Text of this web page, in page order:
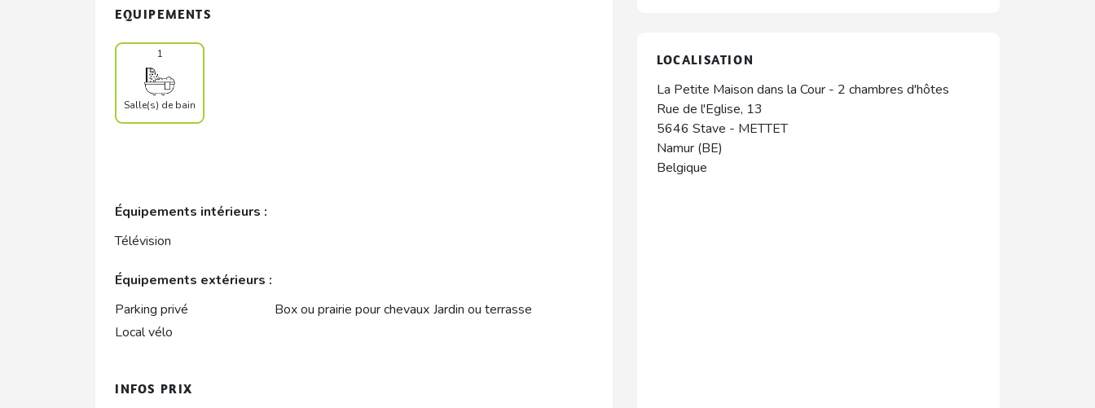
EQUIPEMENTS
1
Salle(s) de bain
Équipements intérieurs :
Télévision
Équipements extérieurs :
Parking privé
Box ou prairie pour chevaux Jardin ou terrasse
Local vélo
INFOS PRIX
LOCALISATION
La Petite Maison dans la Cour - 2 chambres d'hôtes
Rue de l'Eglise, 13
5646 Stave - METTET
Namur (BE)
Belgique